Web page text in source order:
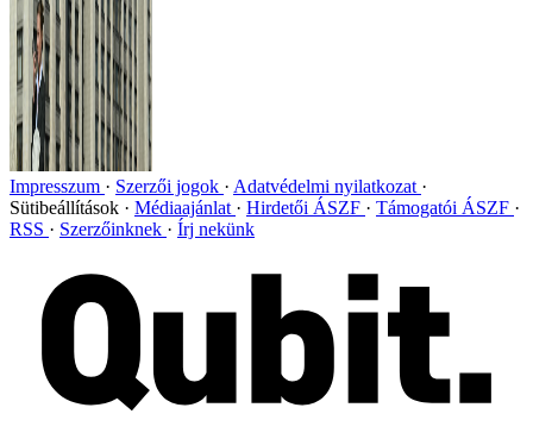
Impresszum Szerzői jogok
Adatvédelmi nyilatkozat
Sütibeállítások
Médiaajánlat Hirdetői ÁSZF
Támogatói ÁSZF
RSS
Szerzőinknek Írj nekünk